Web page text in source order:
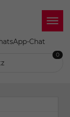
Chat
0